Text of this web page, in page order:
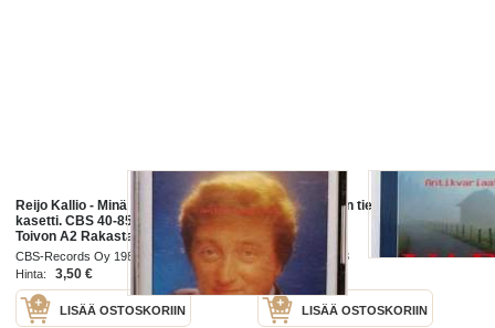
Reijo Kallio - Minä toivon, 1982. C-
kasetti. CBS 40-85798 A1 Minä
Toivon A2 Rakastan Sua Mä Niin
A3 Ikuinen Kakkonen A4 Kulkurin
CBS-Records Oy 1982
Hinta:
3,50 €
LISÄÄ OSTOSKORIIN
Vares ja kaidan tien kulkijat / Reijo
Mäki.
book studio 1998
Hinta:
LISÄÄ OSTOSKORIIN